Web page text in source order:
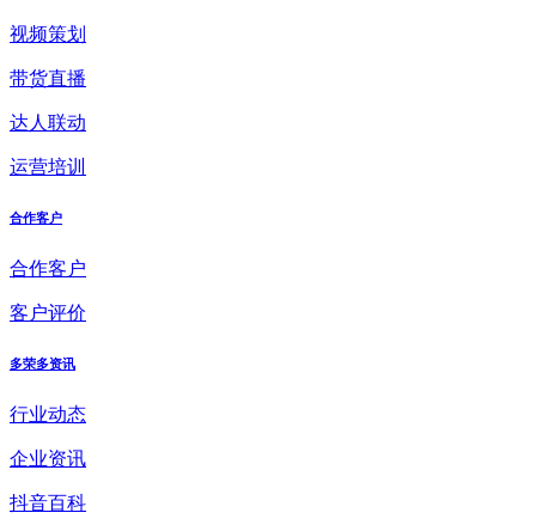
视频策划
带货直播
达人联动
运营培训
合作客户
合作客户
客户评价
多荣多资讯
行业动态
企业资讯
抖音百科